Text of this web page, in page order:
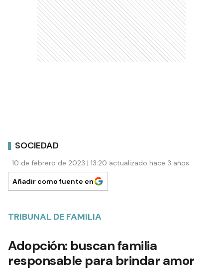
SOCIEDAD
10 de febrero de 2023 | 13:20 actualizado hace 3 años
Añadir como fuente en
TRIBUNAL DE FAMILIA
Adopción: buscan familia
responsable para brindar amor